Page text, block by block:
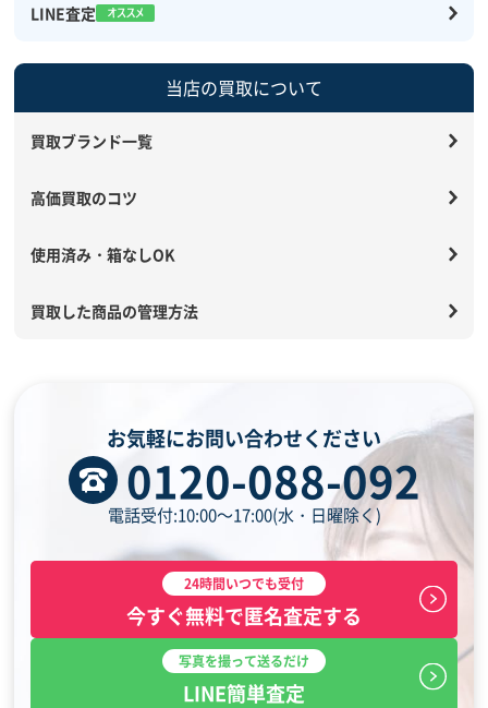
LINE査定
当店の買取について
買取ブランド一覧
高価買取のコツ
使用済み・箱なしOK
買取した商品の管理方法
お気軽にお問い合わせください
0120-088-092
電話受付:10:00～17:00(水・日曜除く)
24時間いつでも受付
今すぐ無料で匿名査定する
写真を撮って送るだけ
LINE簡単査定